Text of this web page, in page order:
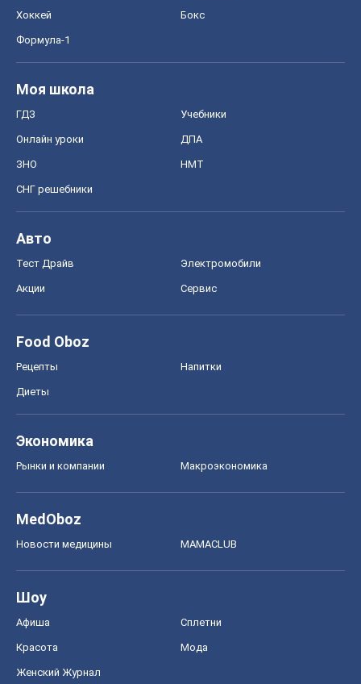
Хоккей Бокс
Формула-1
Моя школа
ГДЗ Учебники
Онлайн уроки ДПА
ЗНО НМТ
СНГ решебники
Авто
Тест Драйв Электромобили
Акции Сервис
Food Oboz
Рецепты Напитки
Диеты
Экономика
Рынки и компании Mакроэкономика
MedOboz
Новости медицины MAMACLUB
Шоу
Афиша Сплетни
Красота Мода
Женский Журнал